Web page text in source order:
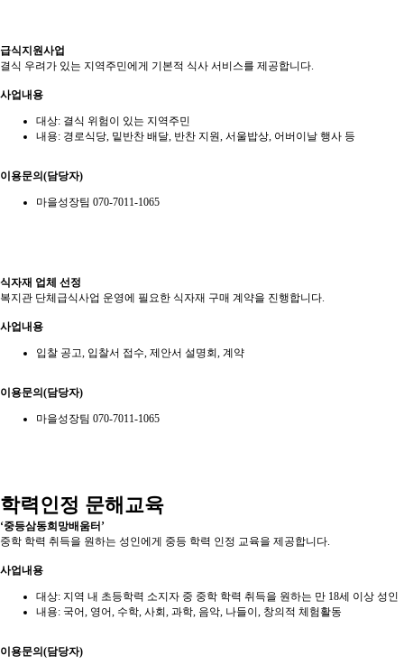
급식지원사업
결식 우려가 있는 지역주민에게 기본적 식사 서비스를 제공합니다.
사업내용
대상: 결식 위험이 있는 지역주민
내용: 경로식당, 밑반찬 배달, 반찬 지원, 서울밥상, 어버이날 행사 등
이용문의(담당자)
마을성장팀 070-7011-1065
식자재 업체 선정
복지관 단체급식사업 운영에 필요한 식자재 구매 계약을 진행합니다.
사업내용
입찰 공고, 입찰서 접수, 제안서 설명회, 계약
이용문의(담당자)
마을성장팀 070-7011-1065
학력인정 문해교육
‘중등삼동희망배움터’
중학 학력 취득을 원하는 성인에게 중등 학력 인정 교육을 제공합니다.
사업내용
대상: 지역 내 초등학력 소지자 중 중학 학력 취득을 원하는 만 18세 이상 성인
내용: 국어, 영어, 수학, 사회, 과학, 음악, 나들이, 창의적 체험활동
이용문의(담당자)